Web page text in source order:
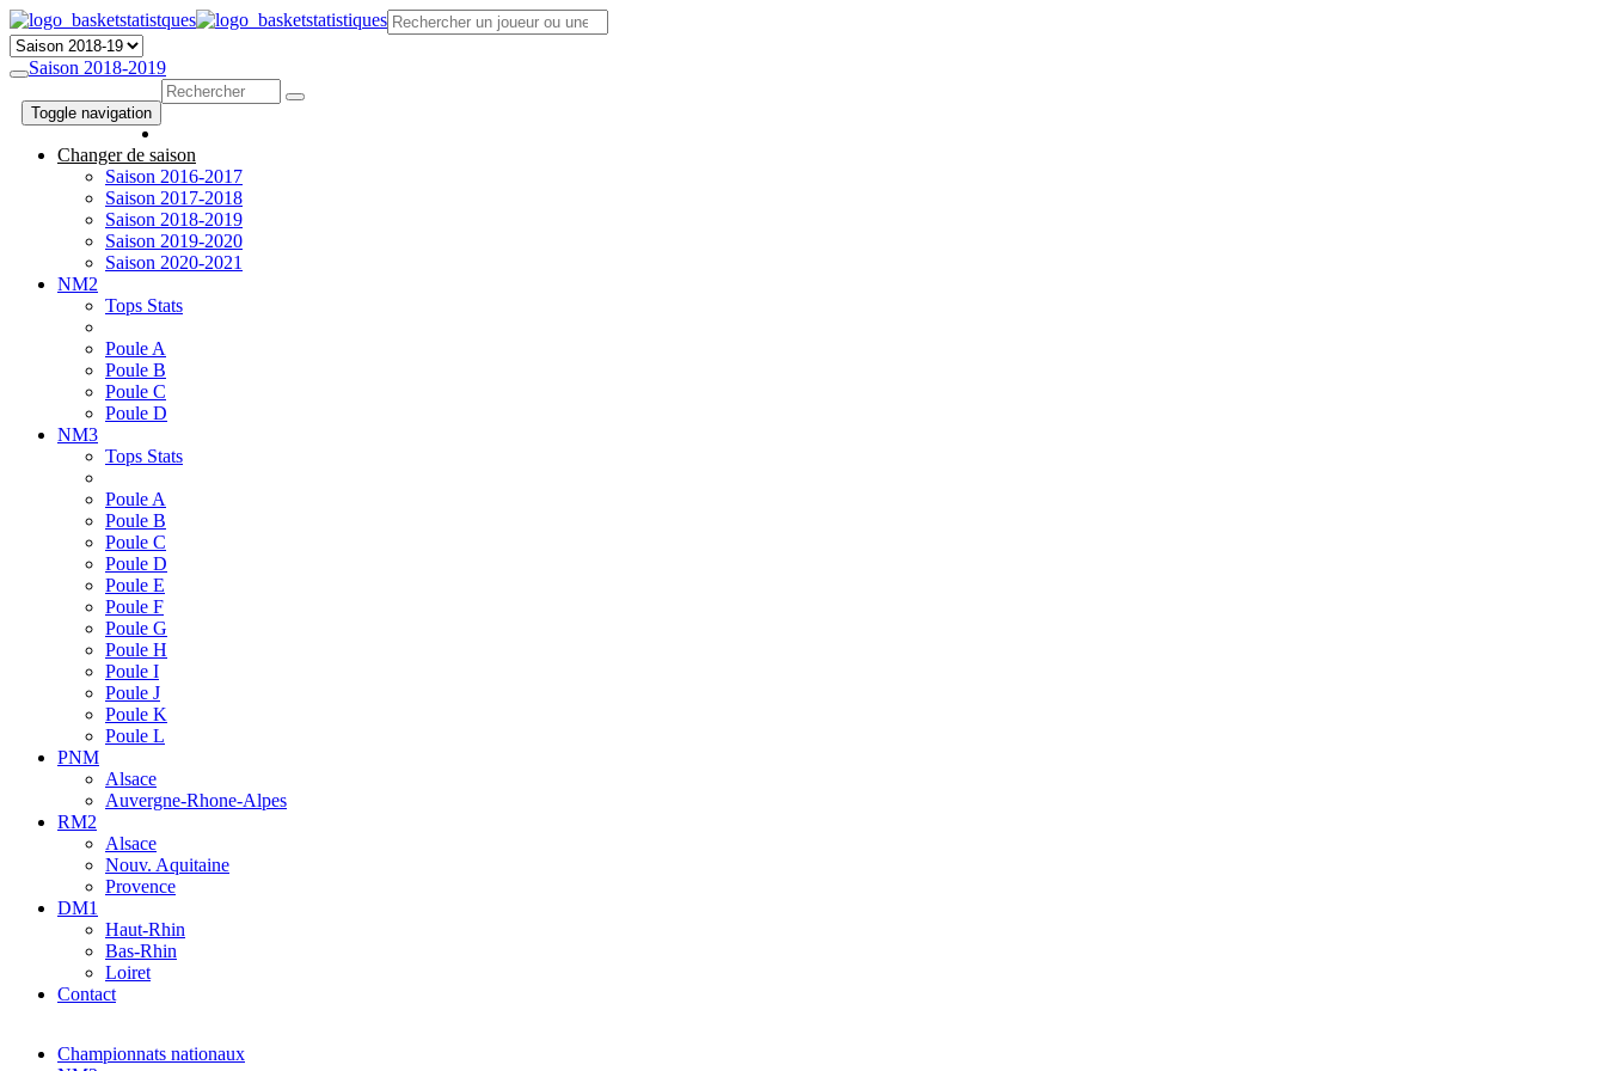
Saison 2018-2019
Toggle navigation
Changer de saison
Saison 2016-2017
Saison 2017-2018
Saison 2018-2019
Saison 2019-2020
Saison 2020-2021
NM2
Tops Stats
Poule A
Poule B
Poule C
Poule D
NM3
Tops Stats
Poule A
Poule B
Poule C
Poule D
Poule E
Poule F
Poule G
Poule H
Poule I
Poule J
Poule K
Poule L
PNM
Alsace
Auvergne-Rhone-Alpes
RM2
Alsace
Nouv. Aquitaine
Provence
DM1
Haut-Rhin
Bas-Rhin
Loiret
Contact
Championnats nationaux